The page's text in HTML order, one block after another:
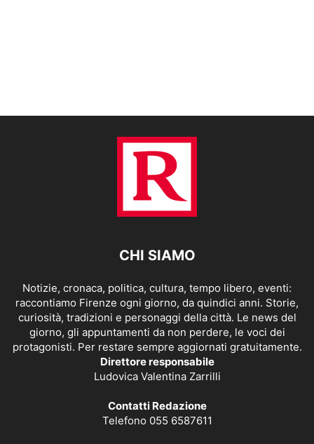
CHI SIAMO
Notizie, cronaca, politica, cultura, tempo libero, eventi:
raccontiamo Firenze ogni giorno, da quindici anni. Storie,
curiosità, tradizioni e personaggi della città. Le news del
giorno, gli appuntamenti da non perdere, le voci dei
protagonisti. Per restare sempre aggiornati gratuitamente.
Direttore responsabile
Ludovica Valentina Zarrilli
Contatti Redazione
Telefono 055 6587611